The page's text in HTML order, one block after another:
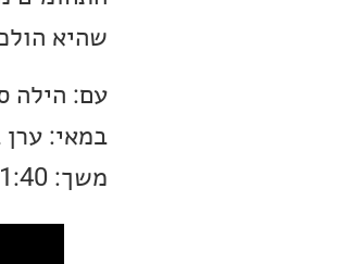
שהיא
עם: הילה
במאי: ערן
משך: 1:40 ש׳